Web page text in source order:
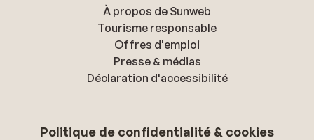
À propos de Sunweb
Tourisme responsable
Offres d'emploi
Presse & médias
Déclaration d'accessibilité
Politique de confidentialité & cookies